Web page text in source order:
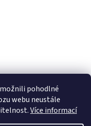
pohodlné
webu neustále
Více informací